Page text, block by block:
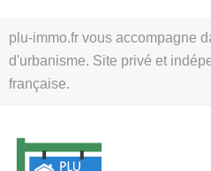
plu-immo.fr vous accompagne
d'urbanisme. Site privé et
française.
au
contenu